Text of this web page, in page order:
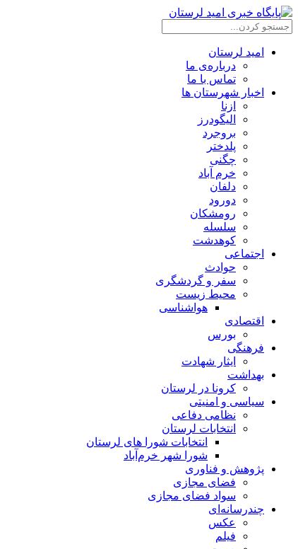
امید لرستان
درباره‌ی ما
تماس با ما
اخبار شهرستان ها
ازنا
الیگودرز
بروجرد
پلدختر
چگنی
خرم آباد
دلفان
دورود
رومشکان
سلسله
کوهدشت
اجتماعی
حوادث
سفر و گردشگری
محیط زیست
هواشناسی
اقتصادی
بورس
فرهنگی
ایثار شهادت
بهداشت
کرونا در لرستان
سیاسی و امنیتی
نظامی دفاعی
انتخابات لرستان
انتخابات شورا های لرستان
شورا شهر خرم‌آباد
پژوهش و فناوری
فضای مجازی
سواد فضای مجازی
چندرسانه‌ای
عكس
فیلم